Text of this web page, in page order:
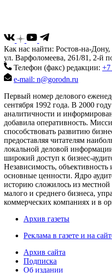
Как нас найти: Ростов-на-Дону,
ул. Варфоломеева, 261/81, 2-й
Телефон (факс) редакции: +7
e-mail: n@gorodn.ru
Первый номер делового
сентября 1992 года. В 2000
аналитичности и
добавила оперативность.
способствовать развитию
предоставляя читателям
локальной деловой
широкий доступ к бизнес-
Независимость, объективность
основные ценности. Ядро
историю сложилось из местной
малого и среднего бизнеса,
коммерческих компаниях и в
Архив газеты
Реклама в газете и на
Архив сайта
Подписка
Об издании